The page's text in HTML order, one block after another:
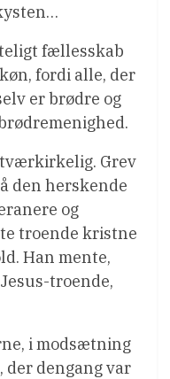
fællesskab
fordi alle, der
er brødre og
Grev
den herskende
og
troende kristne
Han mente,
troende,
i modsætning
dengang var